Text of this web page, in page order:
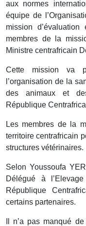
aux normes
équipe de
mission
membres de la
Ministre centrafricain
Cette mission va
l’organisation de la
des animaux et
République
Les membres de la
territoire centrafricain
structures vétérinaires.
Selon Youssoufa
Délégué à
République
certains partenaires.
Il n’a pas manqué